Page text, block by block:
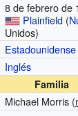
8 de febrero de
Plainfield (
Unidos)
Estadounidense
Inglés
Familia
Michael Morris (